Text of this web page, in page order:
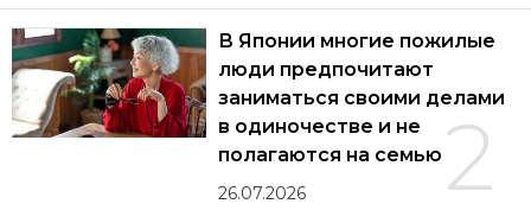
2
В Японии многие пожилые
люди предпочитают
заниматься своими делами
в одиночестве и не
полагаются на семью
26.07.2026